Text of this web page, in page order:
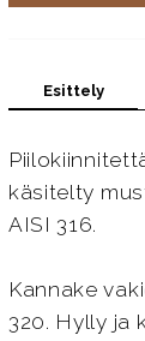
Esittely
käsitelty
AISI 316.
Kannake
320. Hylly ja